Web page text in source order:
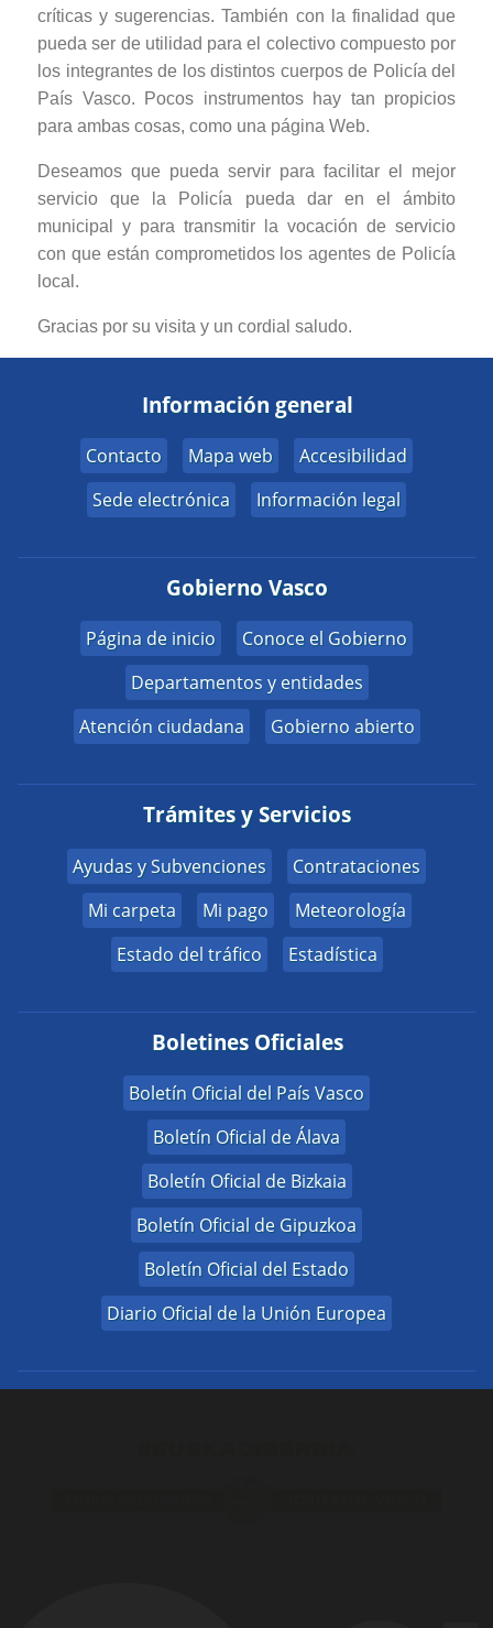
críticas y sugerencias. También con la finalidad que
pueda ser de utilidad para el colectivo compuesto por
los integrantes de los distintos cuerpos de Policía del
País Vasco. Pocos instrumentos hay tan propicios
para ambas cosas, como una página Web.
Deseamos que pueda servir para facilitar el mejor
servicio que la Policía pueda dar en el ámbito
municipal y para transmitir la vocación de servicio
con que están comprometidos los agentes de Policía
local.
Gracias por su visita y un cordial saludo.
Información general
Contacto Mapa web
Accesibilidad
Sede electrónica
Información legal
Gobierno Vasco
Página de inicio
Conoce el Gobierno
Departamentos y entidades
Atención ciudadana
Gobierno abierto
Trámites y Servicios
Ayudas y Subvenciones
Contrataciones
Mi carpeta
Mi pago
Meteorología
Estado del tráfico
Estadística
Boletines Oficiales
Boletín Oficial del País Vasco
Boletín Oficial de Álava
Boletín Oficial de Bizkaia
Boletín Oficial de Gipuzkoa
Boletín Oficial del Estado
Diario Oficial de la Unión Europea